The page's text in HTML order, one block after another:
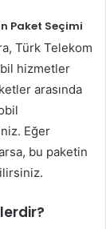
Paket Seçimi
Türk Telekom
hizmetler
arasında
Eğer
bu paketin